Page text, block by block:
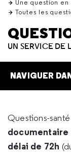
Une question en
Toutes les
UN SERVICE DE
NAVIGUER
Questions-
documentaire
délai de 72h